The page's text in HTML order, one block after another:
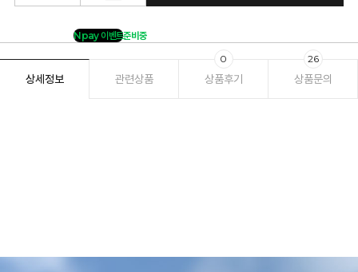
Npay 이벤트준비중
상세정보 관련상품 상품후기
0
상품문의
26